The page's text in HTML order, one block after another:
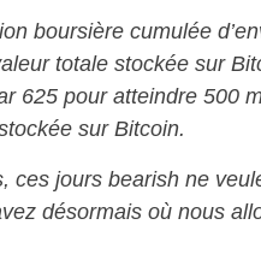
boursière cumulée
totale stockée sur
625 pour atteindre 500
sur Bitcoin.
jours bearish ne
désormais où nous